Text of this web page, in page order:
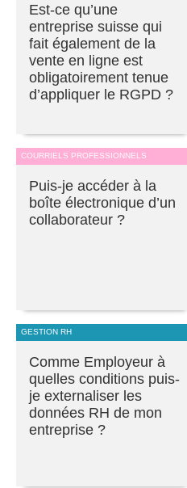
Est-ce qu’une
entreprise suisse qui
fait également de la
vente en ligne est
obligatoirement tenue
d’appliquer le RGPD ?
COURRIELS PROFESSIONNELS
Puis-je accéder à la
boîte électronique d’un
collaborateur ?
GESTION RH
Comme Employeur à
quelles conditions puis-
je externaliser les
données RH de mon
entreprise ?